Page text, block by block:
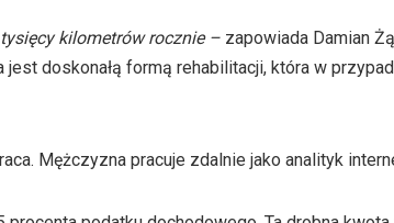
kilometrów rocznie – zapowiada Damian
doskonałą formą rehabilitacji, która w
Mężczyzna pracuje zdalnie jako analityk